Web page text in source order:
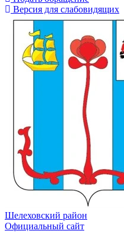
Версия для слабовидящих
Шелеховский район
Официальный сайт